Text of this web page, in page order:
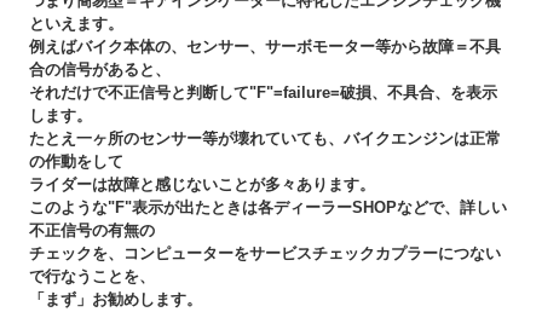
といえます。
例えばバイク本体の、センサー、サーボモーター等から故障＝不具
合の信号があると、
それだけで不正信号と判断して"F"=failure=破損、不具合、を表示
します。
たとえ一ヶ所のセンサー等が壊れていても、バイクエンジンは正常
の作動をして
ライダーは故障と感じないことが多々あります。
このような"F"表示が出たときは各ディーラーSHOPなどで、詳しい
不正信号の有無の
チェックを、コンピューターをサービスチェックカプラーにつない
で行なうことを、
「まず」お勧めします。